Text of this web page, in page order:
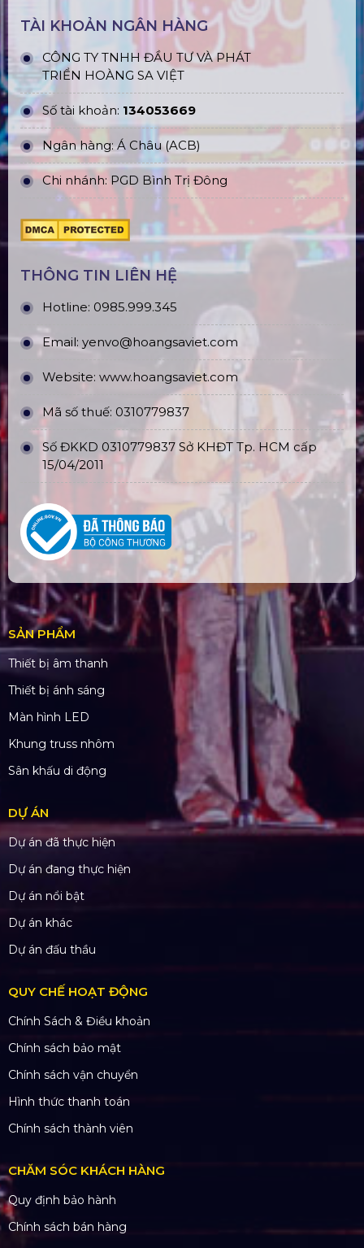
TÀI KHOẢN NGÂN HÀNG
CÔNG TY TNHH ĐẦU TƯ VÀ PHÁT
TRIỂN HOÀNG SA VIỆT
Số tài khoản: 134053669
Ngân hàng: Á Châu (ACB)
Chi nhánh: PGD Bình Trị Đông
THÔNG TIN LIÊN HỆ
Hotline: 0985.999.345
Email: yenvo@hoangsaviet.com
Website: www.hoangsaviet.com
Mã số thuế: 0310779837
Số ĐKKD 0310779837 Sở KHĐT Tp. HCM cấp
15/04/2011
SẢN PHẨM
Thiết bị âm thanh
Thiết bị ánh sáng
Màn hình LED
Khung truss nhôm
Sân khấu di động
DỰ ÁN
Dự án đã thực hiện
Dự án đang thực hiện
Dự án nổi bật
Dự án khác
Dự án đấu thầu
QUY CHẾ HOẠT ĐỘNG
Chính Sách & Điều khoản
Chính sách bảo mật
Chính sách vận chuyển
Hình thức thanh toán
Chính sách thành viên
CHĂM SÓC KHÁCH HÀNG
Quy định bảo hành
Chính sách bán hàng